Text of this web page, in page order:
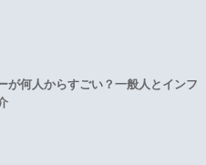
が何人からすごい？一般人とインフ